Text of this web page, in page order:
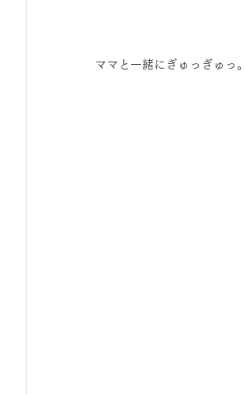
ママと一緒にぎゅっぎゅっ。